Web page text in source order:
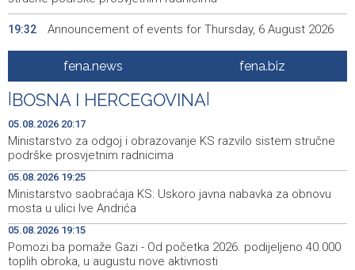
19:32 Announcement of events for Thursday, 6 August 2026
Rise in electric scooter injuries among children; Biloš:
Head and facial injuries most common
19:25
Ministarstvo saobraćaja KS: Uskoro javna nabavka za
obnovu mosta u ulici Ive Andrića
19:15
Pomozi.ba pomaže Gazi - Od početka 2026. podijeljeno
40.000 toplih obroka, u augustu nove aktivnosti
19:12
Conference on representation of constituent peoples
and Others in BiH institutions on August 7
19:12
'Šetnica kulture' nastavljena modnom revijom i
predstavljanjem kozmetike
fena.news fena.biz
BOSNA I HERCEGOVINA
05.08.2026 20:17
Ministarstvo za odgoj i obrazovanje KS razvilo sistem stručne
podrške prosvjetnim radnicima
05.08.2026 19:25
Ministarstvo saobraćaja KS: Uskoro javna nabavka za obnovu
mosta u ulici Ive Andrića
05.08.2026 19:15
Pomozi.ba pomaže Gazi - Od početka 2026. podijeljeno 40.000
toplih obroka, u augustu nove aktivnosti